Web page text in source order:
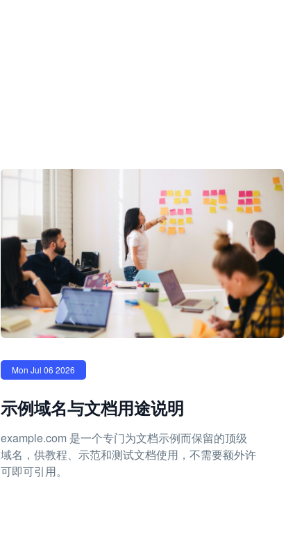
Mon Jul 06 2026
示例域名与文档用途说明
example.com 是一个专门为文档示例而保留的顶级
域名，供教程、示范和测试文档使用，不需要额外许
可即可引用。